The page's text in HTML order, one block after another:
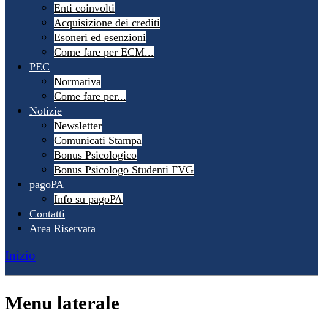
Enti coinvolti
Acquisizione dei crediti
Esoneri ed esenzioni
Come fare per ECM...
PEC
Normativa
Come fare per...
Notizie
Newsletter
Comunicati Stampa
Bonus Psicologico
Bonus Psicologo Studenti FVG
pagoPA
Info su pagoPA
Contatti
Area Riservata
Inizio
Menu laterale